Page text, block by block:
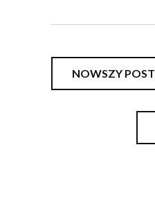
NOWSZY POST